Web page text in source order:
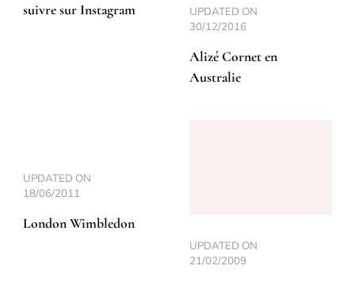
suivre sur Instagram
UPDATED ON
30/12/2016
Alizé Cornet en
Australie
UPDATED ON
18/06/2011
London Wimbledon
UPDATED ON
21/02/2009